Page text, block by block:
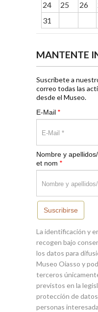
24
25 26
31
MANTENTE
Suscríbete a
correo todas las
desde el Museo.
E-Mail *
Nombre y
et nom *
Suscribirse
La identificación y
recogen bajo
los datos para
Museo Oiasso y
terceros
previstos en la
protección de
personas